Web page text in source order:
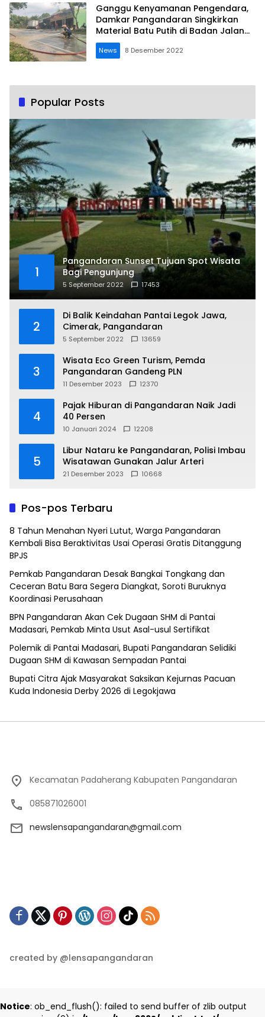
Ganggu Kenyamanan Pengendara,
Damkar Pangandaran Singkirkan
Material Batu Putih di Badan Jalan
Raya Nasional
News 8 Desember 2022
Popular Posts
1
Pangandaran Sunset Tujuan Spot Wisata
Bagi Pengunjung
5 September 2022 17453
2
Di Balik Keindahan Pantai Legok Jawa,
Cimerak, Pangandaran
5 September 2022 13659
3
Wisata Eco Green Turism, Pemda
Pangandaran Gandeng PLN
11 Desember 2023 12370
4
Pajak Hiburan di Pangandaran Naik Jadi
40 Persen
10 Januari 2024 12208
5
Libur Nataru ke Pangandaran, Polisi Imbau
Wisatawan Gunakan Jalur Arteri
21 Desember 2023 10668
Pos-pos Terbaru
8 Tahun Menahan Nyeri Lutut, Warga Pangandaran
Kembali Bisa Beraktivitas Usai Operasi Gratis Ditanggung
BPJS
Pemkab Pangandaran Desak Bangkai Tongkang dan
Ceceran Batu Bara Segera Diangkat, Soroti Buruknya
Koordinasi Perusahaan
BPN Pangandaran Akan Cek Dugaan SHM di Pantai
Madasari, Pemkab Minta Usut Asal-usul Sertifikat
Polemik di Pantai Madasari, Bupati Pangandaran Selidiki
Dugaan SHM di Kawasan Sempadan Pantai
Bupati Citra Ajak Masyarakat Saksikan Kejurnas Pacuan
Kuda Indonesia Derby 2026 di Legokjawa
Kecamatan Padaherang Kabupaten Pangandaran
085871026001
newslensapangandaran@gmail.com
created by @lensapangandaran
Notice: ob_end_flush(): failed to send buffer of zlib output